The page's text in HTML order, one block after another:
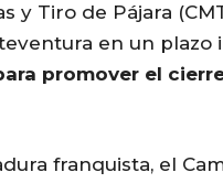
y Tiro de Pájara
en un plazo
promover el
franquista, el